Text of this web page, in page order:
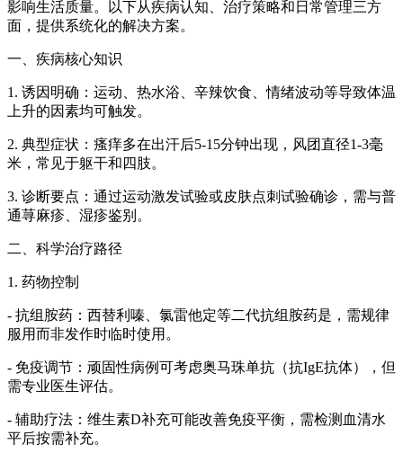
影响生活质量。以下从疾病认知、治疗策略和日常管理三方
面，提供系统化的解决方案。
一、疾病核心知识
1. 诱因明确：运动、热水浴、辛辣饮食、情绪波动等导致体温
上升的因素均可触发。
2. 典型症状：瘙痒多在出汗后5-15分钟出现，风团直径1-3毫
米，常见于躯干和四肢。
3. 诊断要点：通过运动激发试验或皮肤点刺试验确诊，需与普
通荨麻疹、湿疹鉴别。
二、科学治疗路径
1. 药物控制
- 抗组胺药：西替利嗪、氯雷他定等二代抗组胺药是，需规律
服用而非发作时临时使用。
- 免疫调节：顽固性病例可考虑奥马珠单抗（抗IgE抗体），但
需专业医生评估。
- 辅助疗法：维生素D补充可能改善免疫平衡，需检测血清水
平后按需补充。